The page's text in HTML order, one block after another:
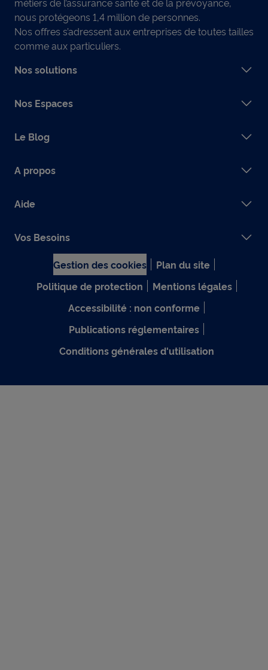
nous protégeons 1,4 million de personnes.
Nos offres s’adressent aux entreprises de toutes tailles
comme aux particuliers.
Nos solutions
Nos Espaces
Le Blog
A propos
Aide
Vos Besoins
Gestion des cookies
Plan du site
Politique de protection
Mentions légales
Accessibilité : non conforme
Publications réglementaires
Conditions générales d'utilisation